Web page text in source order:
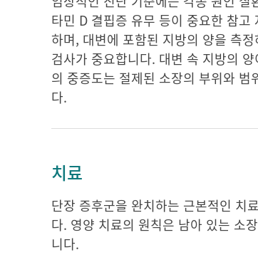
타민 D 결핍증 유무 등이 중요한 참
하며, 대변에 포함된 지방의 양을 측
검사가 중요합니다. 대변 속 지방의
의 중증도는 절제된 소장의 부위와
다.
치료
단장 증후군을 완치하는 근본적인 치
다. 영양 치료의 원칙은 남아 있는 소
니다.